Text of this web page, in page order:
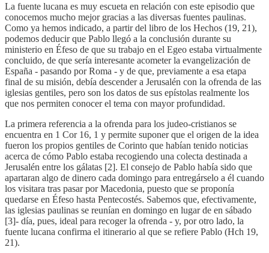
La fuente lucana es muy escueta en relación con este episodio que
conocemos mucho mejor gracias a las diversas fuentes paulinas.
Como ya hemos indicado, a partir del libro de los Hechos (19, 21),
podemos deducir que Pablo llegó a la conclusión durante su
ministerio en Éfeso de que su trabajo en el Egeo estaba virtualmente
concluido, de que sería interesante acometer la evangelización de
España - pasando por Roma - y de que, previamente a esa etapa
final de su misión, debía descender a Jerusalén con la ofrenda de las
iglesias gentiles, pero son los datos de sus epístolas realmente los
que nos permiten conocer el tema con mayor profundidad.
La primera referencia a la ofrenda para los judeo-cristianos se
encuentra en 1 Cor 16, 1 y permite suponer que el origen de la idea
fueron los propios gentiles de Corinto que habían tenido noticias
acerca de cómo Pablo estaba recogiendo una colecta destinada a
Jerusalén entre los gálatas [2]. El consejo de Pablo había sido que
apartaran algo de dinero cada domingo para entregárselo a él cuando
los visitara tras pasar por Macedonia, puesto que se proponía
quedarse en Éfeso hasta Pentecostés. Sabemos que, efectivamente,
las iglesias paulinas se reunían en domingo en lugar de en sábado
[3]- día, pues, ideal para recoger la ofrenda - y, por otro lado, la
fuente lucana confirma el itinerario al que se refiere Pablo (Hch 19,
21).